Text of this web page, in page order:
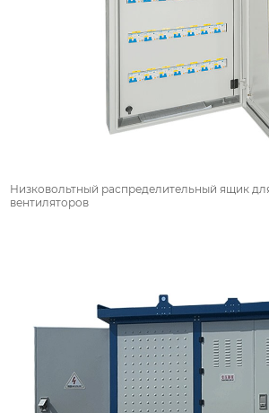
Низковольтный распределительный ящик
вентиляторов